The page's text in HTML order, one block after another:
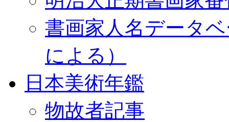
書画家人名データ
による）
日本美術年鑑
物故者記事